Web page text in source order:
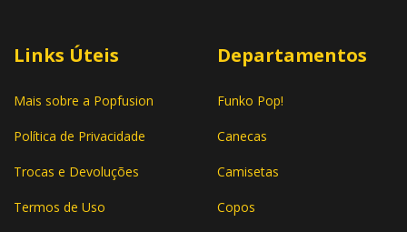
Links Úteis
Mais sobre a Popfusion
Política de Privacidade
Trocas e Devoluções
Termos de Uso
Departamentos
Funko Pop!
Canecas
Camisetas
Copos